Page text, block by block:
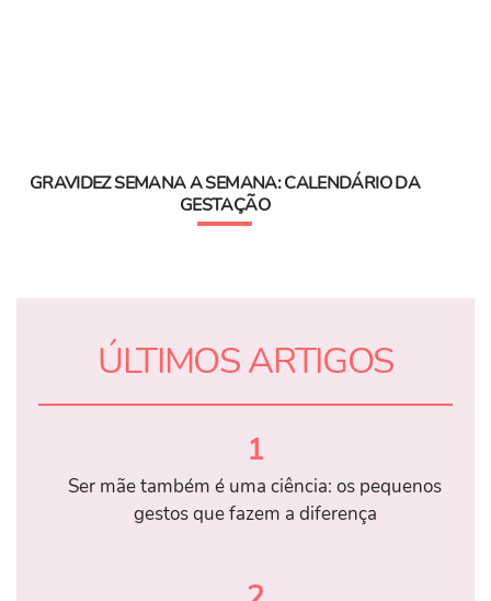
GRAVIDEZ SEMANA A SEMANA: CALENDÁRIO DA
GESTAÇÃO
ÚLTIMOS ARTIGOS
1
Ser mãe também é uma ciência: os pequenos
gestos que fazem a diferença